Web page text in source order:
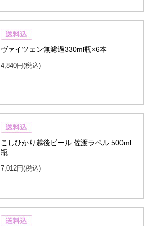
ヴァイツェン無濾過330ml瓶×6本
4,840円(税込)
こしひかり越後ビール 佐渡ラベル 500ml
瓶
7,012円(税込)